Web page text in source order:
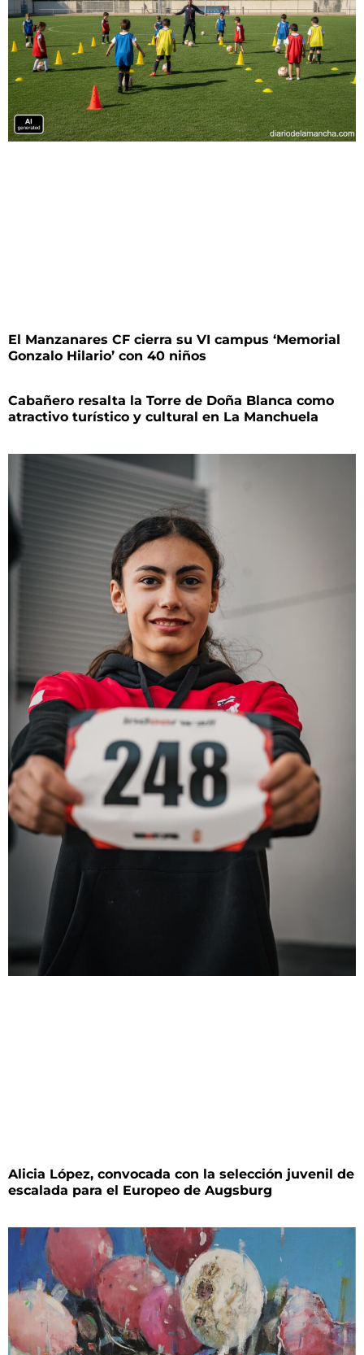
El Manzanares CF cierra su VI campus ‘Memorial
Gonzalo Hilario’ con 40 niños
Cabañero resalta la Torre de Doña Blanca como
atractivo turístico y cultural en La Manchuela
Alicia López, convocada con la selección juvenil de
escalada para el Europeo de Augsburg